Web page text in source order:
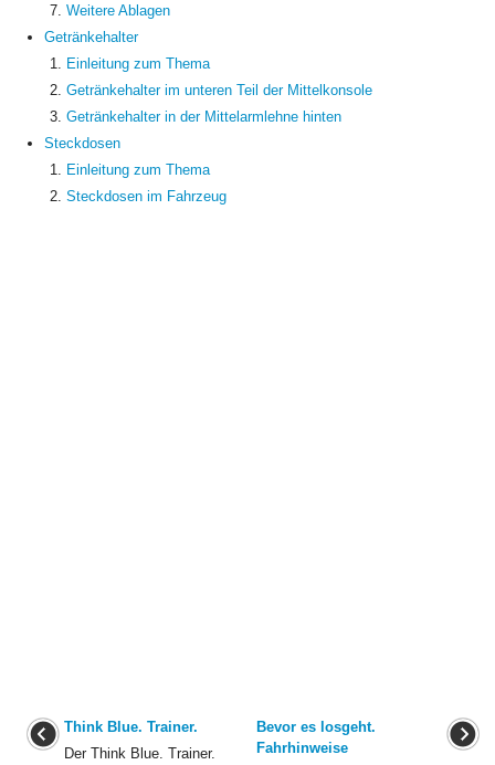
Weitere Ablagen
Getränkehalter
Einleitung zum Thema
Getränkehalter im unteren Teil der Mittelkonsole
Getränkehalter in der Mittelarmlehne hinten
Steckdosen
Einleitung zum Thema
Steckdosen im Fahrzeug
Think Blue. Trainer.
Der Think Blue. Trainer.
Bevor es losgeht.
Fahrhinweise